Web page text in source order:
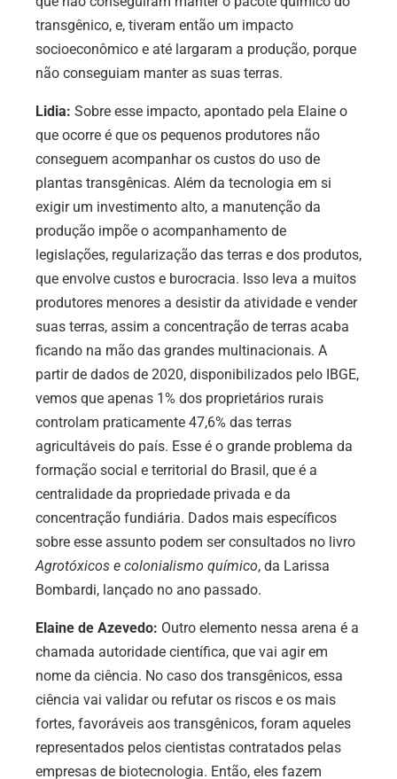
transgênico, e, tiveram então um impacto
socioeconômico e até largaram a produção, porque
não conseguiam manter as suas terras.
Lidia: Sobre esse impacto, apontado pela Elaine o
que ocorre é que os pequenos produtores não
conseguem acompanhar os custos do uso de
plantas transgênicas. Além da tecnologia em si
exigir um investimento alto, a manutenção da
produção impõe o acompanhamento de
legislações, regularização das terras e dos produtos,
que envolve custos e burocracia. Isso leva a muitos
produtores menores a desistir da atividade e vender
suas terras, assim a concentração de terras acaba
ficando na mão das grandes multinacionais. A
partir de dados de 2020, disponibilizados pelo IBGE,
vemos que apenas 1% dos proprietários rurais
controlam praticamente 47,6% das terras
agricultáveis do país. Esse é o grande problema da
formação social e territorial do Brasil, que é a
centralidade da propriedade privada e da
concentração fundiária. Dados mais específicos
sobre esse assunto podem ser consultados no livro
Agrotóxicos e colonialismo químico, da Larissa
Bombardi, lançado no ano passado.
Elaine de Azevedo: Outro elemento nessa arena é a
chamada autoridade científica, que vai agir em
nome da ciência. No caso dos transgênicos, essa
ciência vai validar ou refutar os riscos e os mais
fortes, favoráveis aos transgênicos, foram aqueles
representados pelos cientistas contratados pelas
empresas de biotecnologia. Então, eles fazem